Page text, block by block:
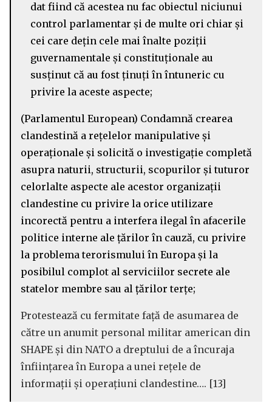
dat fiind că acestea nu fac obiectul niciunui
control parlamentar și de multe ori chiar şi
cei care dețin cele mai înalte poziții
guvernamentale și constituționale au
susținut că au fost ținuţi în întuneric cu
privire la aceste aspecte;
(Parlamentul European) Condamnă crearea
clandestină a rețelelor manipulative și
operaționale și solicită o investigație completă
asupra naturii, structurii, scopurilor și tuturor
celorlalte aspecte ale acestor organizații
clandestine cu privire la orice utilizare
incorectă pentru a interfera ilegal în afacerile
politice interne ale țărilor în cauză, cu privire
la problema terorismului în Europa și la
posibilul complot al serviciilor secrete ale
statelor membre sau al țărilor terțe;
Protestează cu fermitate față de asumarea de
către un anumit personal militar american din
SHAPE și din NATO a dreptului de a încuraja
înființarea în Europa a unei rețele de
informații și operațiuni clandestine…. [13]